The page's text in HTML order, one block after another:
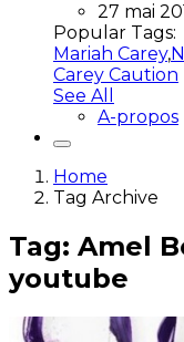
27 mai
Popular Tags:
Mariah Carey,
Carey Caution
See All
A-propos
Home
Tag Archive
Tag: Amel
youtube